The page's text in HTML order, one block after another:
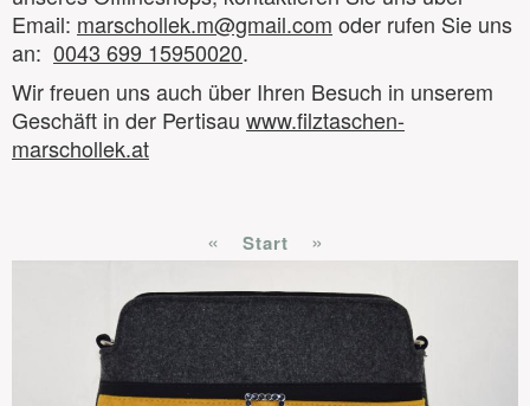
Email: marschollek.m@gmail.com oder rufen Sie uns
an: 0043 699 15950020.
Wir freuen uns auch über Ihren Besuch in unserem
Geschäft in der Pertisau www.filztaschen-
marschollek.at
« Start »